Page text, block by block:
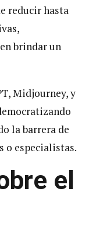
reducir hasta
brindar un
Midjourney, y
la barrera de
o especialistas.
el